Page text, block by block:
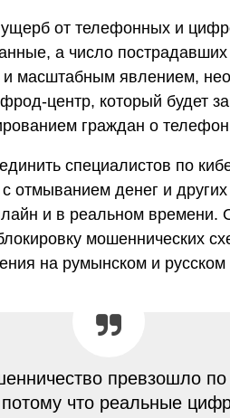
от телефонных и
а число
масштабным явлением,
центр, который будет
граждан о
специалистов по
денег и
и в реальном времени.
мошеннических
на румынском и русском
превзошло
что реальные